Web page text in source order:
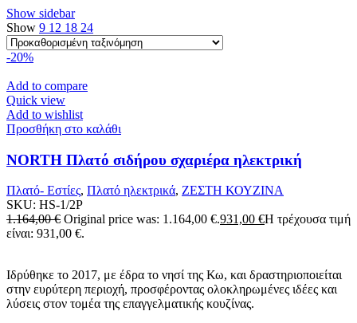
Show sidebar
Show 9 12 18 24
-20%
Add to compare
Quick view
Add to wishlist
Προσθήκη στο καλάθι
NORTH Πλατό σιδήρου σχαριέρα ηλεκτρική
Πλατό- Εστίες, Πλατό ηλεκτρικά, ΖΕΣΤΗ ΚΟΥΖΙΝΑ
SKU: HS-1/2P
1.164,00€ Original price was: 1.164,00 €.931,00 €Η τρέχουσα τιμή
είναι: 931,00 €.
Ιδρύθηκε το 2017, με έδρα το νησί της Κω, και δραστηριοποιείται
στην ευρύτερη περιοχή, προσφέροντας ολοκληρωμένες ιδέες και
λύσεις στον τομέα της επαγγελματικής κουζίνας.